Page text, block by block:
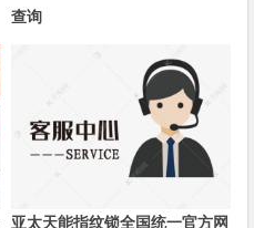
查询
亚太天能指纹锁全国统一官方网